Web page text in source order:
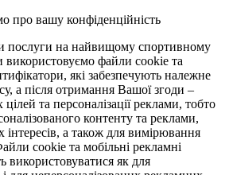
про вашу конфіденційність
послуги на найвищому спортивному
використовуємо файли cookie та
які забезпечують належне
а після отримання Вашої згоди –
та персоналізації реклами, тобто
контенту та реклами,
а також для вимірювання
cookie та мобільні рекламні
використовуватися як для